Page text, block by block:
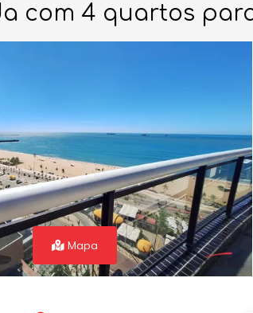
com 4 quartos
Mapa